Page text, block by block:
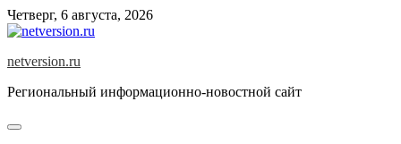
Skip
to
Четверг, 6 августа, 2026
netversion.ru
Региональный информационно-новостной сайт